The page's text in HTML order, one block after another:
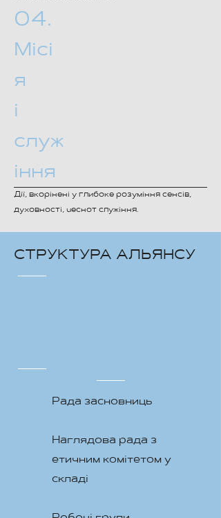
04.
Місі
я
і
служ
іння
Дії, вкорінені у глибоке розуміння сенсів,
духовності, чеснот служіння.
СТРУКТУРА АЛЬЯНСУ
Рада засновниць
Наглядова рада з
етичним комітетом у
складі